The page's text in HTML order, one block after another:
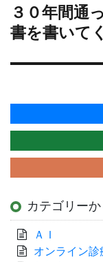
ョ
ン
次
の
投
稿:
３０年間通
書を書いて
カテゴリー
ＡＩ
オンライン診